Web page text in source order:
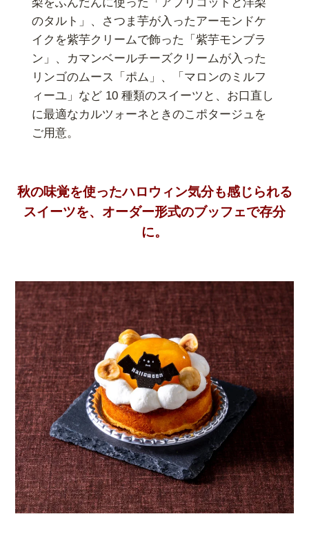
のタルト」、さつま芋が入ったアーモンドケ
イクを紫芋クリームで飾った「紫芋モンブラ
ン」、カマンベールチーズクリームが入った
リンゴのムース「ポム」、「マロンのミルフ
ィーユ」など 10 種類のスイーツと、お口直し
に最適なカルツォーネときのこポタージュを
ご用意。
秋の味覚を使ったハロウィン気分も感じられる
スイーツを、オーダー形式のブッフェで存分
に。